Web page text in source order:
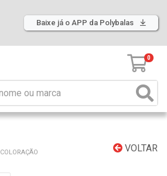
Baixe já o APP da Polybalas
0
VOLTAR
COLORAÇÃO